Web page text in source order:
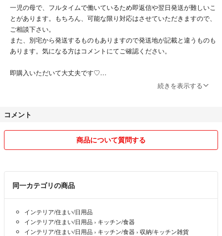
一児の母で、フルタイムで働いているため即返信や翌日発送が難しいこ
とがあります。もちろん、可能な限り対応はさせていただきますので、
ご相談下さい。
また、別宅から発送するものもありますので発送地が記載と違うものも
あります。気になる方はコメントにてご確認ください。
即購入いただいて大丈夫です♡
ご購入していただいた方、
☆コメントやりとり中でも先に購入ボタンを押された方が優先となりま
☆梱包は、衣服など小さく折りたたむ場合もありますので、シワなどご
了承下さい。
☆出品前に検品はしておりますが、素人判断なので見落としなどがある
場合もあります。
続きを表示する
コメント
商品について質問する
同一カテゴリの商品
インテリア/住まい/日用品
インテリア/住まい/日用品 › キッチン/食器
インテリア/住まい/日用品 › キッチン/食器 › 収納/キッチン雑貨